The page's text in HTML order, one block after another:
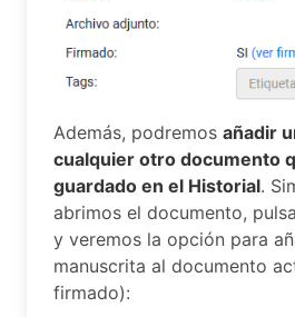
Además, podremos añadir
cualquier otro documento
guardado en el Historial.
abrimos el documento,
y veremos la opción para
manuscrita al documento
firmado):